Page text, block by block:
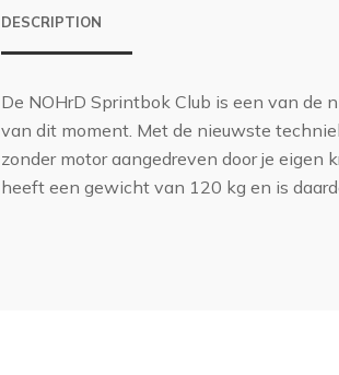
DESCRIPTION
De NOHrD Sprintbok Club is een van de
van dit moment. Met de nieuwste
zonder motor aangedreven door je eigen
heeft een gewicht van 120 kg en is